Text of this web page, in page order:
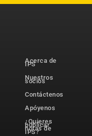
Acerca de
IPS
Nuestros
socios
Contáctenos
Apóyenos
¿Quieres
publicar
notas de
IPS?